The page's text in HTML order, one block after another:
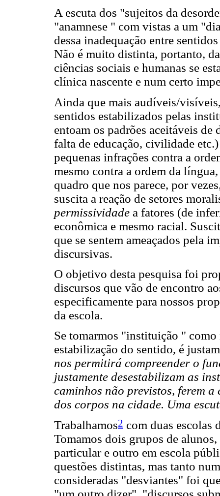
A escuta dos "sujeitos da
"anamnese " com vistas a um
dessa inadequação entre
Não é muito distinta, portanto,
ciências sociais e humanas se
clínica nascente e num certo
Ainda que mais audíveis/
sentidos estabilizados pelas
entoam os padrões aceitáveis
falta de educação, civilidade
pequenas infrações contra a
mesmo contra a ordem da
quadro que nos parece, por
suscita a reação de setores
permissividade a fatores (de
econômica e mesmo racial.
que se sentem ameaçados pela
discursivas.
O objetivo desta pesquisa foi
discursos que vão de encontro
especificamente para nossos
da escola.
Se tomarmos "instituição "
estabilização do sentido, é
nos permitirá compreender o
justamente desestabilizam as
caminhos não previstos, ferem
dos corpos na cidade. Uma
Trabalhamos2 com duas escolas
Tomamos dois grupos de
particular e outro em escola
questões distintas, mas tanto
consideradas "desviantes" foi